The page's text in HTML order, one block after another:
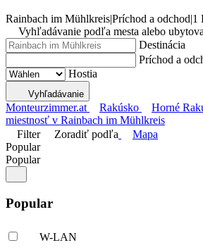
Rainbach im Mühlkreis|Príchod a odchod|1
Vyhľadávanie podľa mesta alebo
Destinácia
Príchod a
Hostia
Vyhľadávanie
Monteurzimmer.at Rakúsko Horné
miestnosť v Rainbach im Mühlkreis
Filter
Zoradiť podľa
Mapa
Popular
Popular
Popular
W-LAN